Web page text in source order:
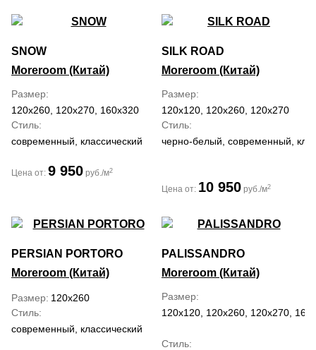
SNOW
Moreroom (Китай)
Размер
120x260, 120x270, 160x320
Стиль
современный, классический
Цена от: 9 950 руб./м2
SILK ROAD
Moreroom (Китай)
Размер
120x120, 120x260, 120x270
Стиль
черно-белый, современный,
Цена от: 10 950 руб./м2
PERSIAN PORTORO
Moreroom (Китай)
Размер 120x260
Стиль
современный, классический
PALISSANDRO
Moreroom (Китай)
Размер
120x120, 120x260, 120x270,
Стиль